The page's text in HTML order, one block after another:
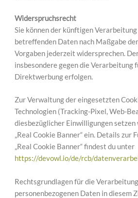
Widerspruchsrecht
Sie können der künftigen Verarbeitung
betreffenden Daten nach Maßgabe
Vorgaben jederzeit widersprechen.
insbesondere gegen die Verarbeitung
Direktwerbung erfolgen.
Zur Verwaltung der eingesetzten
Technologien (Tracking-Pixel, Web-
diesbezüglicher Einwilligungen setzen
„Real Cookie Banner“ ein. Details zur
„Real Cookie Banner“ findest du unter
https://devowl.io/de/rcb/
Rechtsgrundlagen für die
personenbezogenen Daten in diesem